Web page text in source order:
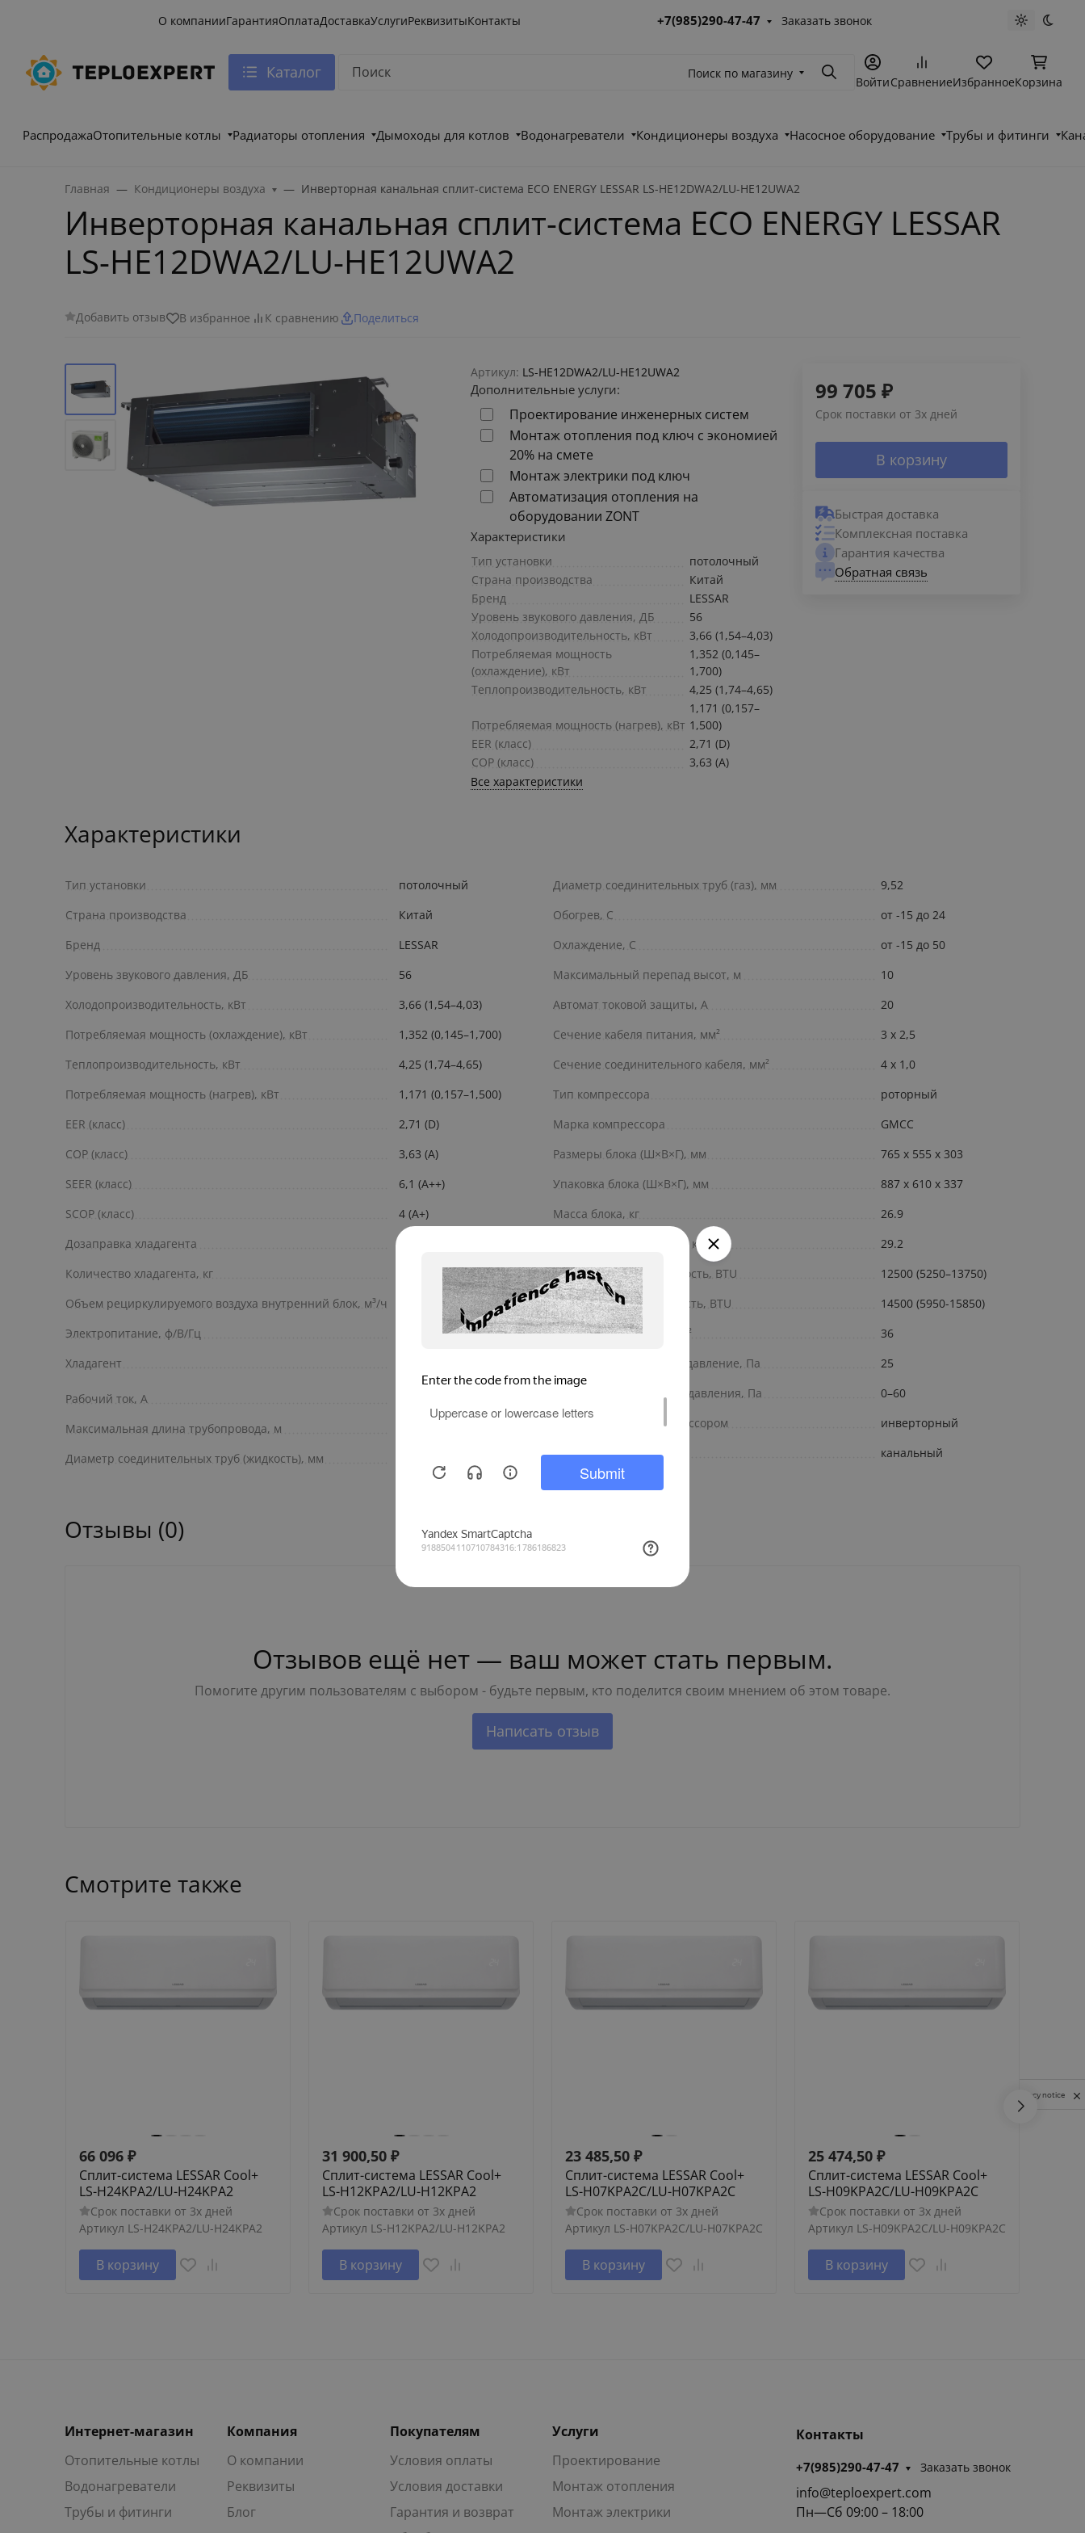
О компанииГарантияОплатаДоставкаУслугиРеквизитыКонтакты +7(985)290-47-47 Заказать звонок Светлая
Каталог Поиск по магазину ПоискВойтиСравнениеИзбранноеКорзина
РаспродажаОтопительные котлы Радиаторы отопления Дымоходы для котлов Водонагреватели Кондиционеры воздуха Насосное оборудование Трубы и фитинги
Главная Кондиционеры воздуха Инверторная канальная сплит-система ECO ENERGY LESSAR LS-HE12DWA2/LU-HE12UWA2
Инверторная канальная сплит-система ECO ENERGY LESSAR
LS-HE12DWA2/LU-HE12UWA2
Добавить отзыв В избранное К сравнению Поделиться
Артикул: LS-HE12DWA2/LU-HE12UWA2
Дополнительные услуги:
Проектирование инженерных систем
Монтаж отопления под ключ с экономией
20% на смете
Монтаж электрики под ключ
Автоматизация отопления на
оборудовании ZONT
Характеристики
Тип установки
потолочный
Страна производства
Китай
Бренд
LESSAR
Уровень звукового давления, ДБ
56
Холодопроизводительность, кВт
3,66 (1,54–4,03)
Потребляемая мощность
(охлаждение), кВт
1,352 (0,145–
1,700)
Теплопроизводительность, кВт
4,25 (1,74–4,65)
Потребляемая мощность (нагрев), кВт
1,171 (0,157–
1,500)
EER (класс)
2,71 (D)
COP (класс)
3,63 (A)
Все характеристики
99 705 ₽
Срок поставки от 3х дней
В корзину
Быстрая доставка
Комплексная поставка
Гарантия качества
Обратная связь
Характеристики
Тип установки
потолочный
Страна производства
Китай
Бренд
LESSAR
Уровень звукового давления, ДБ
56
Холодопроизводительность, кВт
3,66 (1,54–4,03)
Потребляемая мощность (охлаждение), кВт
1,352 (0,145–1,700)
Теплопроизводительность, кВт
4,25 (1,74–4,65)
Потребляемая мощность (нагрев), кВт
1,171 (0,157–1,500)
EER (класс)
2,71 (D)
COP (класс)
3,63 (A)
SEER (класс)
6,1 (A++)
SCOP (класс)
4 (A+)
Дозаправка хладагента
Количество хладагента, кг
Объем рециркулируемого воздуха внутренний блок, м³/ч
300/480/600
Электропитание, ф/В/Гц
1 / 220 / 50
Хладагент
Рабочий ток, А
5,70 (0,70–7,50) / 5,50
Максимальная длина трубопровода, м
Диаметр соединительных труб (жидкость), мм
Диаметр соединительных труб (газ), мм
9,52
Обогрев, С
от -15 до 24
Охлаждение, С
от -15 до 50
Максимальный перепад высот, м
10
Автомат токовой защиты, A
20
Сечение кабеля питания, мм²
3 х 2,5
Сечение соединительного кабеля, мм²
4 х 1,0
Тип компрессора
роторный
Марка компрессора
GMCC
Размеры блока (Ш×В×Г), мм
765 x 555 x 303
Упаковка блока (Ш×В×Г), мм
887 x 610 x 337
Масса блока, кг
26.9
Масса блока в упаковке, кг
29.2
Холодопроизводительность, BTU
12500 (5250–13750)
Теплопроизводительность, BTU
14500 (5950-15850)
Площадь помещения, м²
36
Расчетное статическое давление, Па
25
Диапазон статического давления, Па
0–60
Тип управления компрессором
инверторный
Тип внутреннего блока
канальный
Отзывы (0)
Отзывов ещё нет — ваш может стать первым.
Помогите другим пользователям с выбором - будьте первым, кто поделится своим мнением об этом товаре.
Написать отзыв
Смотрите также
66 096 ₽
Сплит-система LESSAR Cool+
LS-H24KPA2/LU-H24KPA2
Срок поставки от 3х дней
Артикул LS-H24KPA2/LU-H24KPA2
В корзину
31 900,50 ₽
Сплит-система LESSAR Cool+
LS-H12KPA2/LU-H12KPA2
Срок поставки от 3х дней
Артикул LS-H12KPA2/LU-H12KPA2
В корзину
23 485,50 ₽
Сплит-система LESSAR Cool+
LS-H07KPA2C/LU-H07KPA2C
Срок поставки от 3х дней
Артикул LS-H07KPA2C/LU-H07KPA2C
В корзину
25 474,50 ₽
Сплит-система LESSAR Cool+
LS-H09KPA2C/LU-H09KPA2C
Срок поставки от 3х дней
Артикул LS-H09KPA2C/LU-H09KPA2C
В корзину
Интернет-магазин
Отопительные котлы
Водонагреватели
Трубы и фитинги
Компания
О компании
Реквизиты
Блог
Покупателям
Условия оплаты
Условия доставки
Гарантия и возврат
Услуги
Проектирование
Монтаж отопления
Монтаж электрики
Контакты
+7(985)290-47-47 Заказать звонок
info@teploexpert.com
Пн—Сб 09:00 – 18:00
Privacy notice